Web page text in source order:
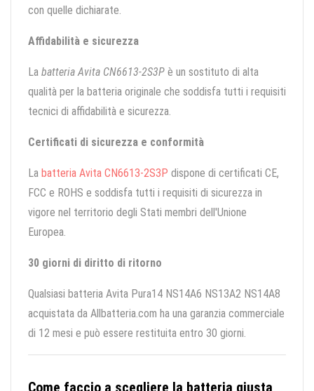
con quelle dichiarate.
Affidabilità e sicurezza
La batteria Avita CN6613-2S3P è un sostituto di alta
qualità per la batteria originale che soddisfa tutti i requisiti
tecnici di affidabilità e sicurezza.
Certificati di sicurezza e conformità
La batteria Avita CN6613-2S3P dispone di certificati CE,
FCC e ROHS e soddisfa tutti i requisiti di sicurezza in
vigore nel territorio degli Stati membri dell'Unione
Europea.
30 giorni di diritto di ritorno
Qualsiasi batteria Avita Pura14 NS14A6 NS13A2 NS14A8
acquistata da Allbatteria.com ha una garanzia commerciale
di 12 mesi e può essere restituita entro 30 giorni.